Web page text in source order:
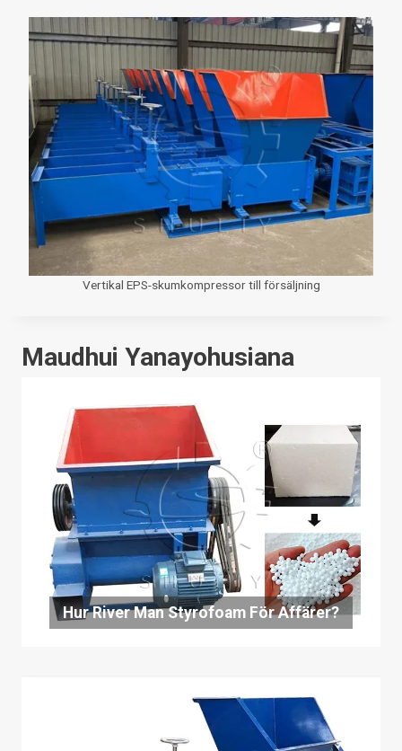
Vertikal EPS-skumkompressor till försäljning
Maudhui Yanayohusiana
Hur River Man Styrofoam För Affärer?